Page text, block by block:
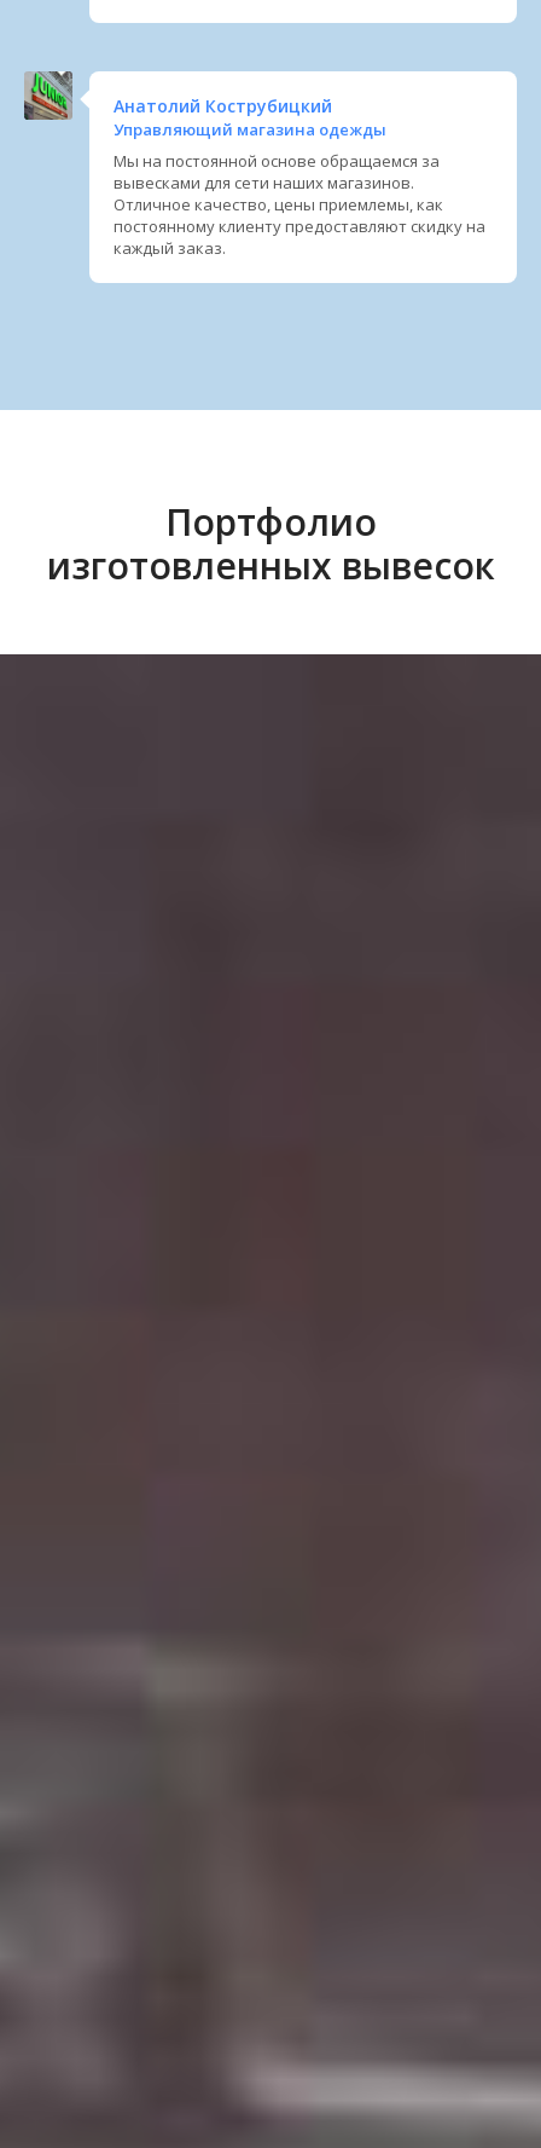
Анатолий Кострубицкий
Управляющий магазина одежды
Мы на постоянной основе обращаемся за
вывесками для сети наших магазинов.
Отличное качество, цены приемлемы, как
постоянному клиенту предоставляют скидку на
каждый заказ.
Портфолио
изготовленных вывесок